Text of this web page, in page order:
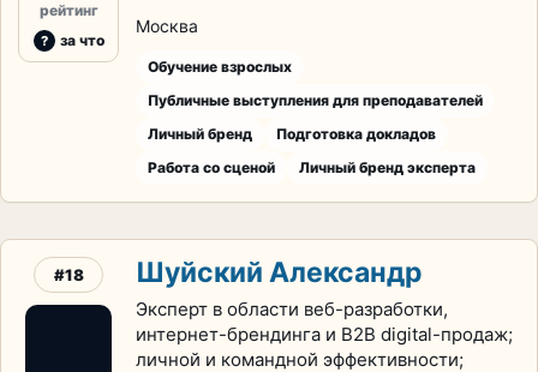
рейтинг
за что
Москва
Обучение взрослых
Публичные выступления для преподавателей
Личный бренд
Подготовка докладов
Работа со сценой
Личный бренд эксперта
#18 Шуйский Александр
Эксперт в области веб-разработки,
интернет-брендинга и B2B digital-продаж;
личной и командной эффективности;